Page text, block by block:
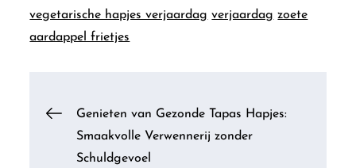
vegetarische hapjes verjaardag verjaardag zoete
aardappel frietjes
Berichtnavigatie
Genieten van Gezonde Tapas Hapjes:
Smaakvolle Verwennerij zonder
Schuldgevoel